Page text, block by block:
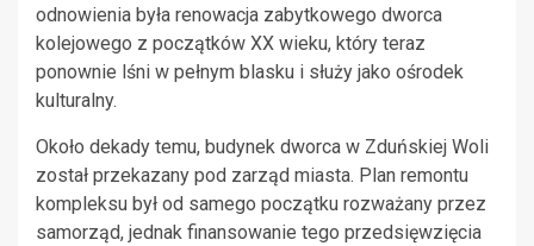
odnowienia była renowacja zabytkowego dworca
kolejowego z początków XX wieku, który teraz
ponownie lśni w pełnym blasku i służy jako ośrodek
kulturalny.
Około dekady temu, budynek dworca w Zduńskiej Woli
został przekazany pod zarząd miasta. Plan remontu
kompleksu był od samego początku rozważany przez
samorząd, jednak finansowanie tego przedsięwzięcia